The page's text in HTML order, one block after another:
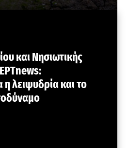
και Νησιωτικής
η λειψυδρία και το